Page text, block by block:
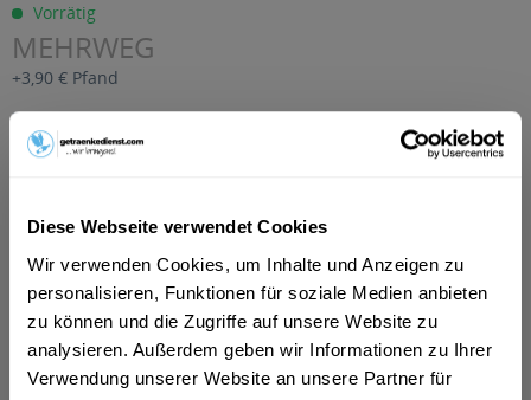
Diese Webseite verwendet Cookies
Wir verwenden Cookies, um Inhalte und Anzeigen zu
personalisieren, Funktionen für soziale Medien anbieten
zu können und die Zugriffe auf unsere Website zu
analysieren. Außerdem geben wir Informationen zu Ihrer
Verwendung unserer Website an unsere Partner für
Vorrätig
MEHRWEG
+3,90 € Pfand
In denWarenkorb
Verfügbar in:
Beschreibung
mehr
"Granini Trinkgenuss Orange 24 x 0,2l"